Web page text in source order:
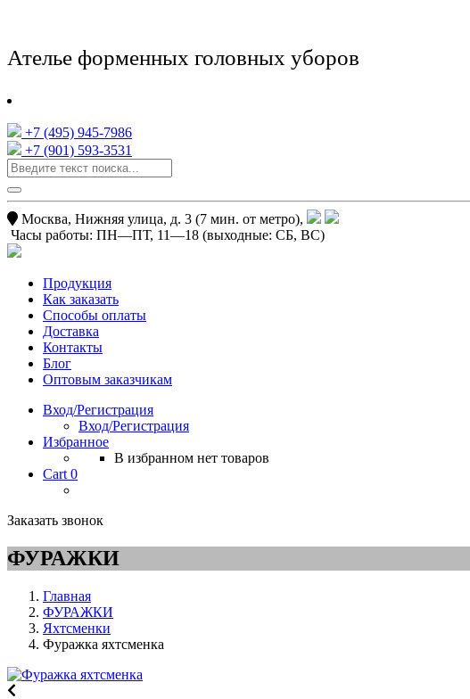
Ателье форменных головных уборов
+7 (495) 945-7986
+7 (901) 593-3531
Москва, Нижняя улица, д. 3 (7 мин. от метро),
Часы работы: ПН—ПТ, 11—18 (выходные: СБ, ВС)
Продукция
Как заказать
Способы оплаты
Доставка
Контакты
Блог
Оптовым заказчикам
Вход/Регистрация
Вход/Регистрация
Избранное
В избранном нет товаров
Cart 0
Заказать звонок
ФУРАЖКИ
Главная
ФУРАЖКИ
Яхтсменки
Фуражка яхтсменка